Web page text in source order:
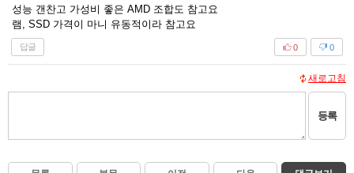
성능 갠찬고 가성비 좋은 AMD 조합도 참고요
램, SSD 가격이 마니 유동적이라 참고요
답글 0
0
새로고침
등록